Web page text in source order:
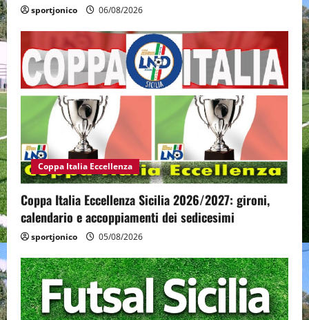
sportjonico 06/08/2026
Coppa Italia Eccellenza
Coppa Italia Eccellenza Sicilia 2026/2027: gironi,
calendario e accoppiamenti dei sedicesimi
sportjonico 05/08/2026